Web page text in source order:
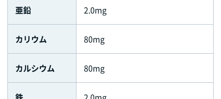
亜鉛 2.0mg
カリウム 80mg
カルシウム 80mg